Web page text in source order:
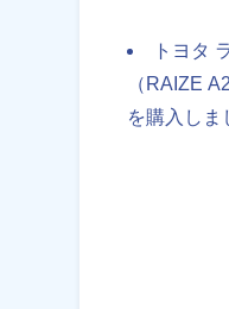
トヨタ
（RAIZE
を購入しま